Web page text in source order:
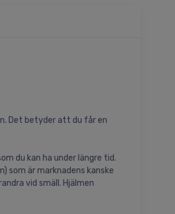
Det betyder att du får en
du kan ha under längre tid.
som är marknadens kanske
vid smäll. Hjälmen